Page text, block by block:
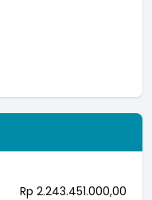
Rp 2.243.451.000,00